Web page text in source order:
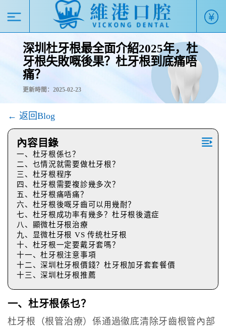
深圳杜牙根最全面介紹2025年，杜
牙根失敗嘅後果？杜牙根到底痛唔
痛？
更新時間：2025-02-23
← 返回Blog
內容目錄
一、杜牙根係乜？
二、乜情況就需要做杜牙根？
三、杜牙根程序
四、杜牙根需要複診幾多次？
五、杜牙根痛唔痛？
六、杜牙根後嘅牙齒可以用幾耐？
七、杜牙根成功率有幾多？杜牙根後遺症
八、顯微杜牙根治療
九、显微杜牙根 VS 传统杜牙根
十、杜牙根一定要戴牙套嗎？
十一、杜牙根注意事項
十二、深圳杜牙根價錢？杜牙根加牙套套餐價
十三、深圳杜牙根推薦
一、杜牙根係乜？
杜牙根（根管治療）係通過徹底清除牙齒根管內部